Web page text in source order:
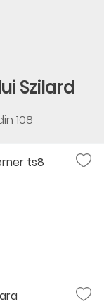
Szilard
108
ts8